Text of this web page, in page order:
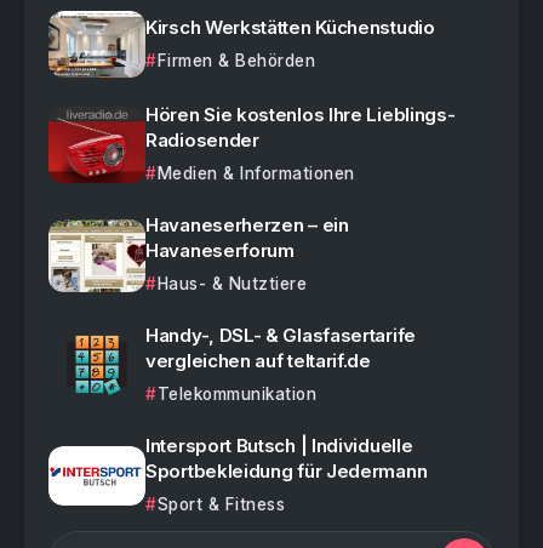
Kirsch Werkstätten Küchenstudio
Firmen & Behörden
Hören Sie kostenlos Ihre Lieblings-
Radiosender
Medien & Informationen
Havaneserherzen – ein
Havaneserforum
Haus- & Nutztiere
Handy-, DSL- & Glasfasertarife
vergleichen auf teltarif.de
Telekommunikation
Intersport Butsch | Individuelle
Sportbekleidung für Jedermann
Sport & Fitness